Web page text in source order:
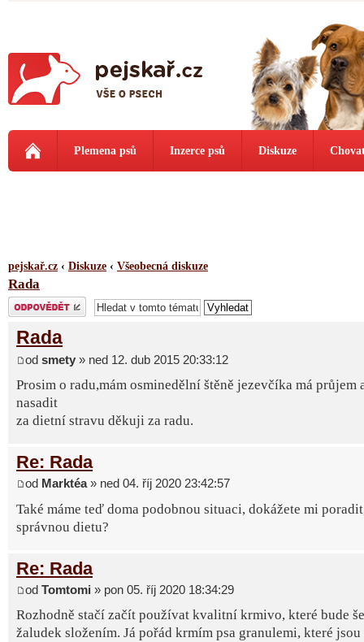
Plemena psů Inzerce psů Diskuze
pejskař.cz ‹ Diskuze ‹ Všeobecná diskuze
Rada
Odeslat odpověď
Rada
od smety » ned 12. dub 2015 20:33:12
Prosim o radu,mám osminedělní štěně jezevčíka má průjem
nasadit
za dietní stravu děkuji za radu.
Re: Rada
od Marktéa» ned 04. říj 2020 23:42:57
Také máme teď doma podobnou situaci, dokážete mi
správnou dietu?
Re: Rada
od Tomtomi » pon 05. říj 2020 18:34:29
Rozhodně stačí začít používat kvalitní krmivo, které bude
žaludek složením. Já pořád krmím psa granulemi, které